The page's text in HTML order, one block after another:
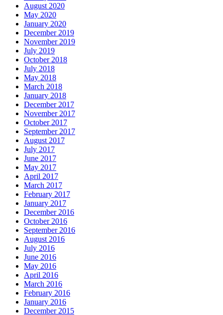
August 2020
May 2020
January 2020
December 2019
November 2019
July 2019
October 2018
July 2018
May 2018
March 2018
January 2018
December 2017
November 2017
October 2017
September 2017
August 2017
July 2017
June 2017
May 2017
April 2017
March 2017
February 2017
January 2017
December 2016
October 2016
September 2016
August 2016
July 2016
June 2016
May 2016
April 2016
March 2016
February 2016
January 2016
December 2015